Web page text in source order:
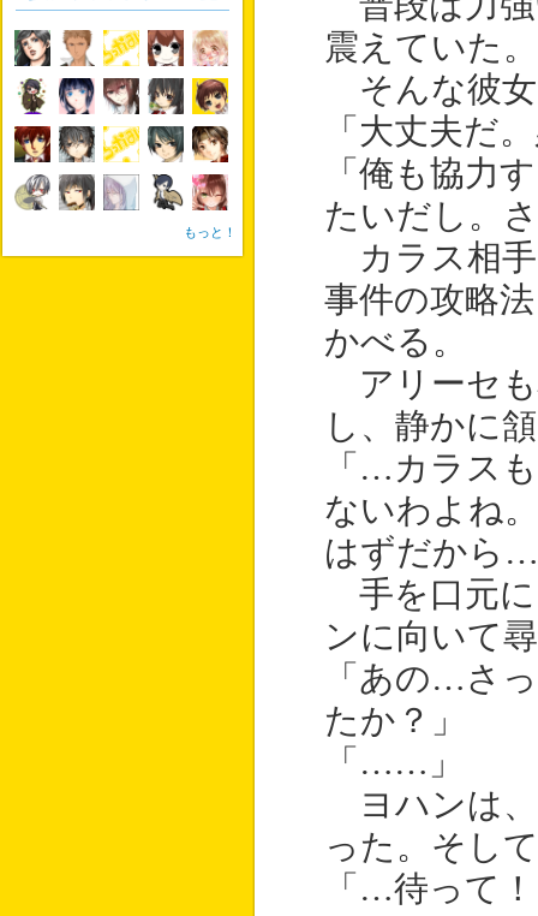
震えていた。
そんな彼女
「大丈夫だ
「俺も協力
たいだし。
カラス相手
事件の攻略
かべる。
アリーセも
し、静かに
「…カラス
ないわよね
はずだから
手を口元に
ンに向いて
「あの…さ
たか？」
「……」
ヨハンは、
った。そし
「…待って
もっと！